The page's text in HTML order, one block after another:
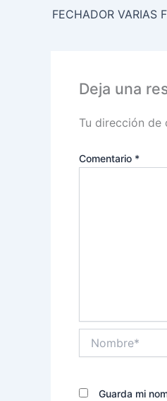
FECHADOR VARIAS
Deja una
Tu dirección de
Comentario *
Guarda mi